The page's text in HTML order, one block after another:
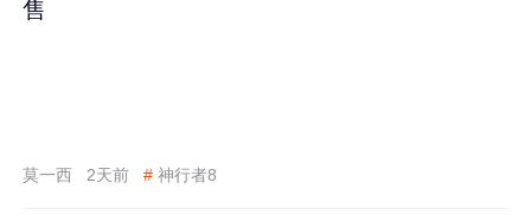
售
莫一西 2天前 # 神行者8